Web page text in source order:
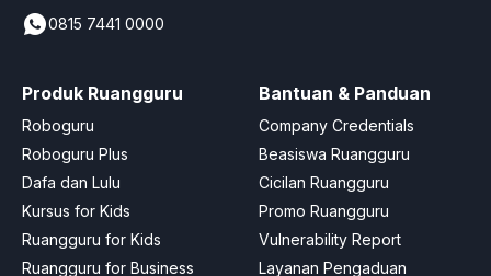
0815 7441 0000
Produk Ruangguru
Roboguru
Roboguru Plus
Dafa dan Lulu
Kursus for Kids
Ruangguru for Kids
Ruangguru for Business
Bantuan & Panduan
Company Credentials
Beasiswa Ruangguru
Cicilan Ruangguru
Promo Ruangguru
Vulnerability Report
Layanan Pengaduan